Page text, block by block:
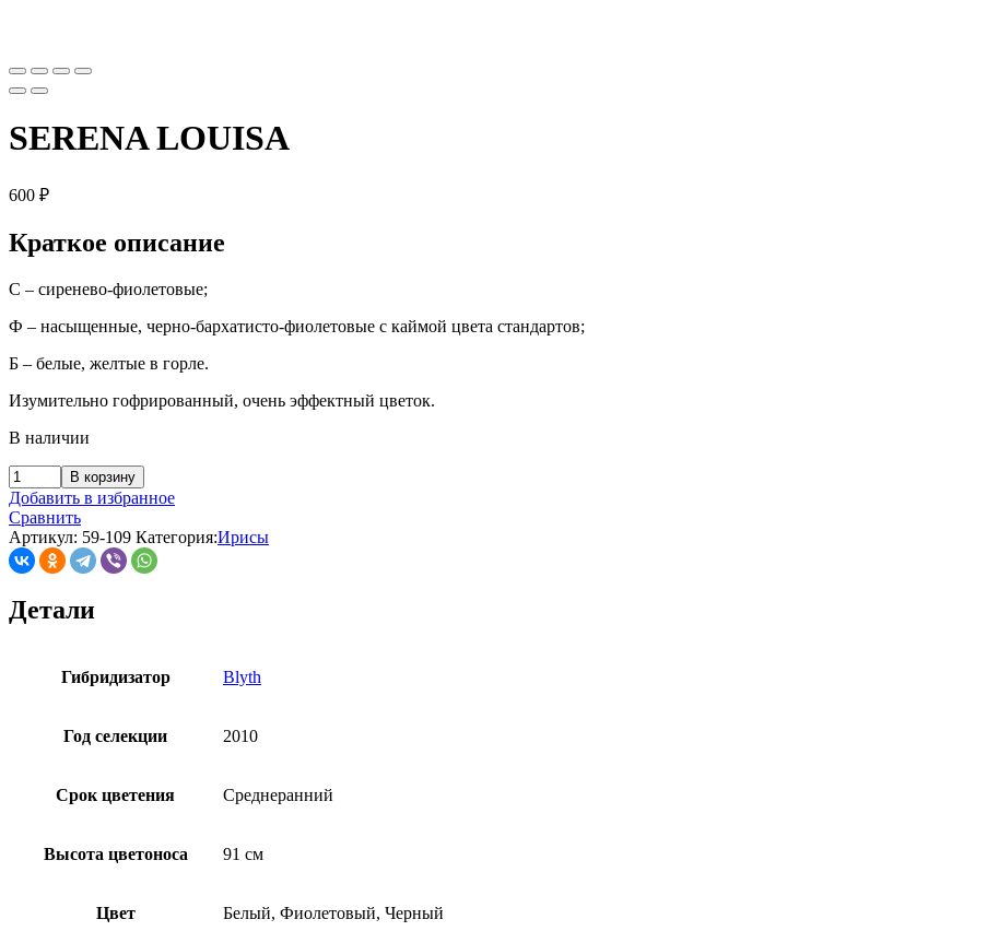
SERENA LOUISA
600 ₽
Краткое описание
С – сиренево-фиолетовые;
Ф – насыщенные, черно-бархатисто-фиолетовые с каймой цвета стандартов;
Б – белые, желтые в горле.
Изумительно гофрированный, очень эффектный цветок.
В наличии
В корзину
Добавить в избранное
Сравнить
Артикул: 59-109 Категория:Ирисы
Детали
Гибридизатор Blyth
Год селекции 2010
Срок цветения Среднеранний
Высота цветоноса 91 см
Цвет Белый, Фиолетовый, Черный